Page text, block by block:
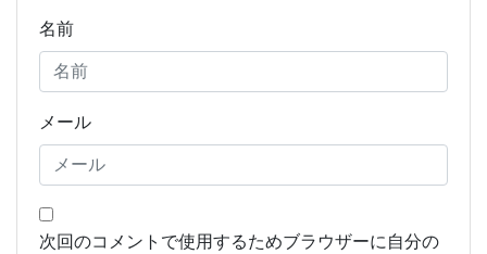
名前
メール
次回のコメントで使用するためブラウザーに自分の